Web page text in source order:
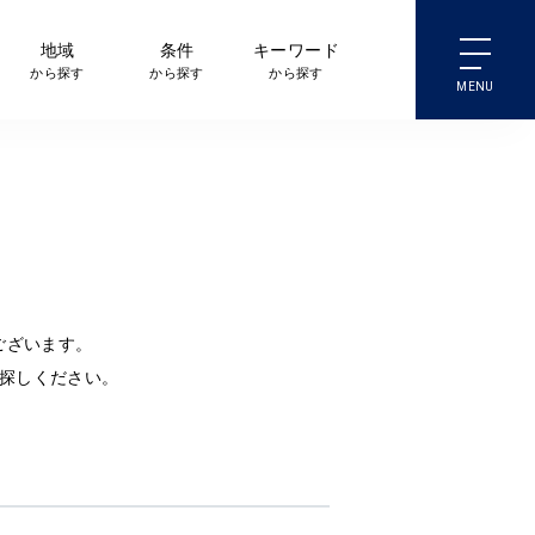
地域
から探す
条件
から探す
キーワード
から探す
います。
しください。